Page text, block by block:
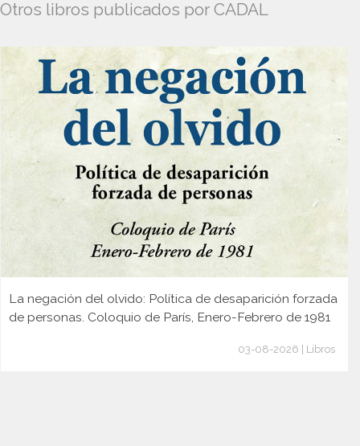
Otros libros publicados por CADAL
La negación del olvido: Política de desaparición forzada
de personas. Coloquio de París, Enero-Febrero de 1981
03-08-2026 | Libros